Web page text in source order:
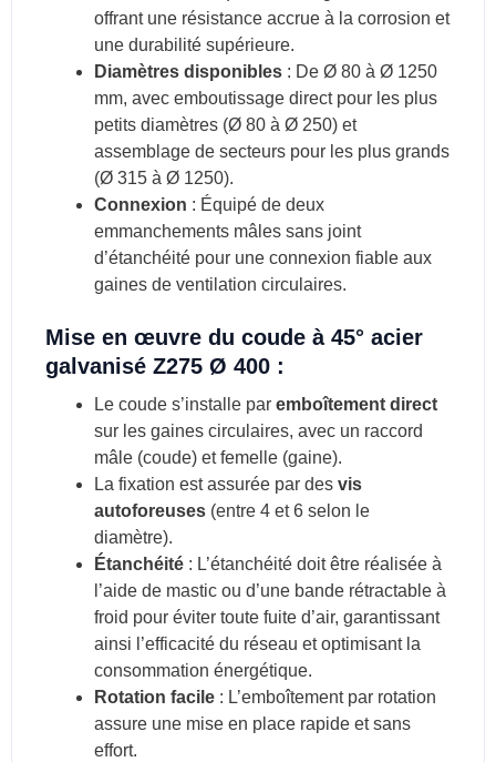
offrant une résistance accrue à la corrosion et
une durabilité supérieure.
Diamètres disponibles: De Ø 80 à Ø 1250
mm, avec emboutissage direct pour les plus
petits diamètres (Ø 80 à Ø 250) et
assemblage de secteurs pour les plus grands
(Ø 315 à Ø 1250).
Connexion : Équipé de deux
emmanchements mâles sans joint
d’étanchéité pour une connexion fiable aux
gaines de ventilation circulaires.
Mise en œuvre du coude à 45° acier
galvanisé Z275 Ø 400 :
Le coude s’installe par emboîtement direct
sur les gaines circulaires, avec un raccord
mâle (coude) et femelle (gaine).
La fixation est assurée par des vis
autoforeuses(entre 4 et 6 selon le
diamètre).
Étanchéité: L’étanchéité doit être réalisée à
l’aide de mastic ou d’une bande rétractable à
froid pour éviter toute fuite d’air, garantissant
ainsi l’efficacité du réseau et optimisant la
consommation énergétique.
Rotation facile: L’emboîtement par rotation
assure une mise en place rapide et sans
effort.